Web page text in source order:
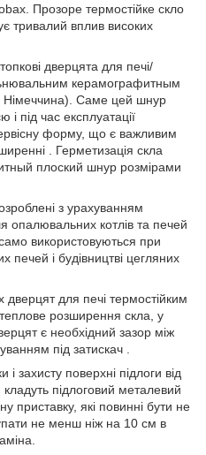
Прозоре термостійке скло
тривалий вплив високих
дверцята для печі/
керамографитным
Саме цей шнур
під час експлуатації
форму, що є важливим
. Герметизація скла
плоский шнур розмірами
з урахуванням
опалювальних котлів та печей
використовуються при
печей і будівництві цегляних
дверцят для печі термостійким
розширення скла, у
є необхідний зазор між
під затискач .
захисту поверхні підлоги від
підлоговий металевий
приставку, які повинні бути не
не менш ніж на 10 см в